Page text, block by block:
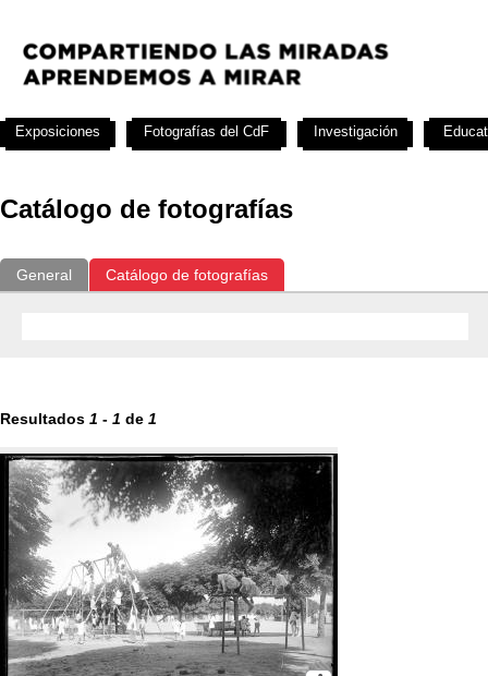
Catálogo de fotografías
General Catálogo de fotografías
Resultados 1 - 1 de 1
Exposiciones Fotografías del CdF Investigación